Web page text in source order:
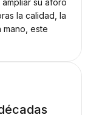
la calidad, la
este